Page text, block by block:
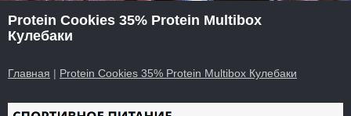
Protein Cookies 35% Protein Multibox
Кулебаки
Главная | Protein Cookies 35% Protein Multibox Кулебаки